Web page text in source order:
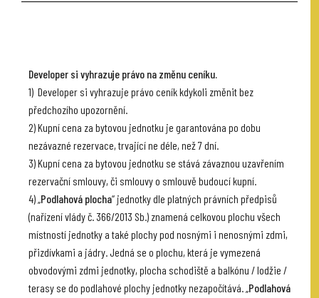
Developer si vyhrazuje právo na změnu ceníku.
1) Developer si vyhrazuje právo ceník kdykoli změnit bez
předchozího upozornění.
2) Kupní cena za bytovou jednotku je garantována po dobu
nezávazné rezervace, trvající ne déle, než 7 dní.
3) Kupní cena za bytovou jednotku se stává závaznou uzavřením
rezervační smlouvy, či smlouvy o smlouvě budoucí kupní.
4) „Podlahová plocha“ jednotky dle platných právních předpisů
(nařízení vlády č. 366/2013 Sb.) znamená celkovou plochu všech
místností jednotky a také plochy pod nosnými i nenosnými zdmi,
přizdívkami a jádry. Jedná se o plochu, která je vymezená
obvodovými zdmi jednotky, plocha schodiště a balkónu / lodžie /
terasy se do podlahové plochy jednotky nezapočítává. „Podlahová